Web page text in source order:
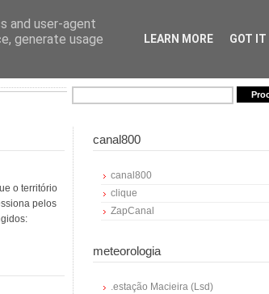
o território
pelos
canal800
canal800
clique
ZapCanal
meteorologia
.estação Macieira (Lsd)
and user-agent
generate usage
LEARN MORE GOT IT